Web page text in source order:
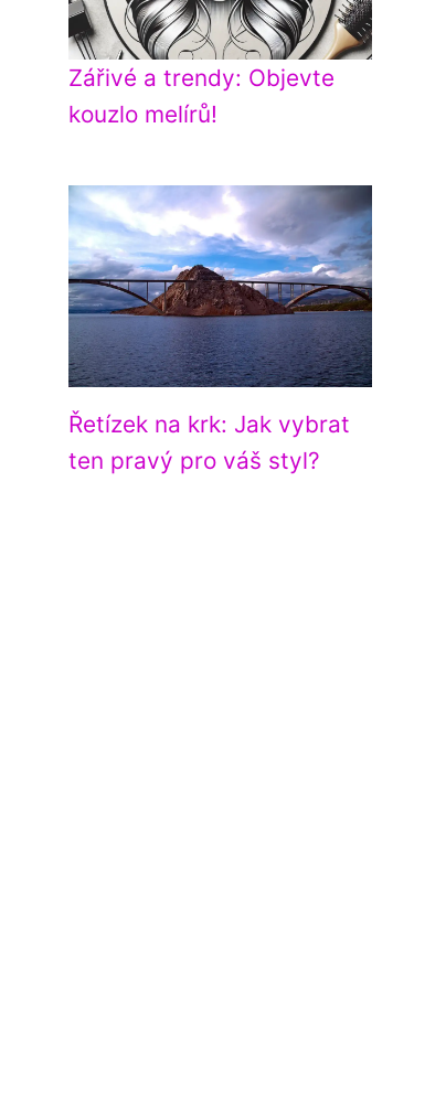
Zářivé a trendy: Objevte
kouzlo melírů!
Řetízek na krk: Jak vybrat
ten pravý pro váš styl?